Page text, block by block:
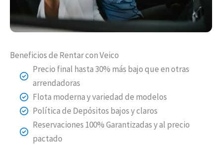
Beneficios de Rentar con Veico
Precio final hasta 30% más bajo que en otras
arrendadoras
Flota moderna y variedad de modelos
Política de Depósitos bajos y claros
Reservaciones 100% Garantizadas y al precio
pactado